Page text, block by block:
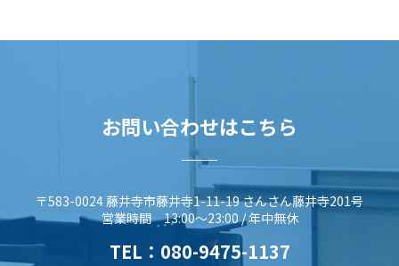
お問い合わせはこちら
〒583-0024 藤井寺市藤井寺1-11-19 さんさん藤井寺201号
営業時間 13:00～23:00 / 年中無休
TEL： 080-9475-1137